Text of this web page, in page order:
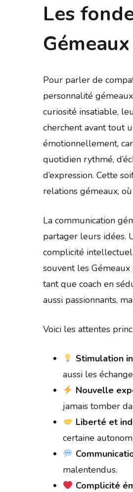
Les
Pour parler de
personnalité
curiosité insatiable,
cherchent avant tout
émotionnellement,
quotidien rythmé,
d’expression. Cette
relations gémeaux,
La communication
partager leurs idées.
complicité
souvent les
tant que coach en
aussi passionnants,
Voici les attentes
Stimulation
aussi les
Nouvelle
jamais tomber
Liberté et
certaine
malentendus.
Complicité